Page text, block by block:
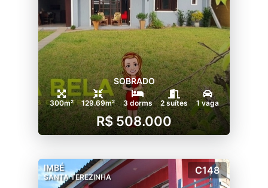
SOBRADO
300m² 129.69m² 3 dorms 2 suítes 1 vaga
R$ 508.000
IMBÉ
SANTA TEREZINHA
C148